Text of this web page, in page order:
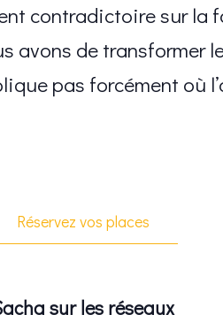
contradictoire sur la
avons de transformer
pas forcément
Réservez vos places
sur les réseaux